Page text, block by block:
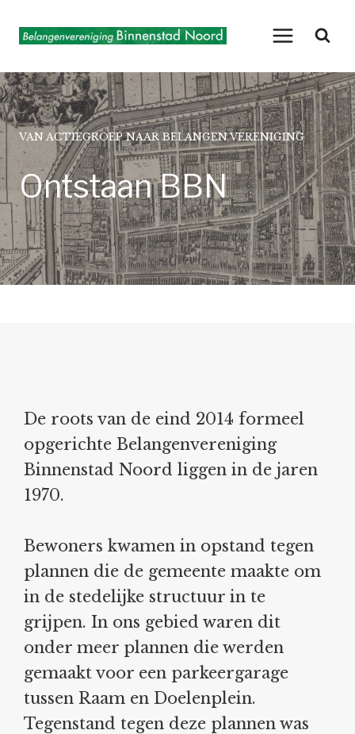
naar
VAN ACTIEGROEP NAAR BELANGEN VERENIGING
Ontstaan BBN
De roots van de eind 2014 formeel
opgerichte Belangenvereniging
Binnenstad Noord liggen in de jaren
1970.
Bewoners kwamen in opstand tegen
plannen die de gemeente maakte om
in de stedelijke structuur in te
grijpen. In ons gebied waren dit
onder meer plannen die werden
gemaakt voor een parkeergarage
tussen Raam en Doelenplein.
Tegenstand tegen deze plannen was